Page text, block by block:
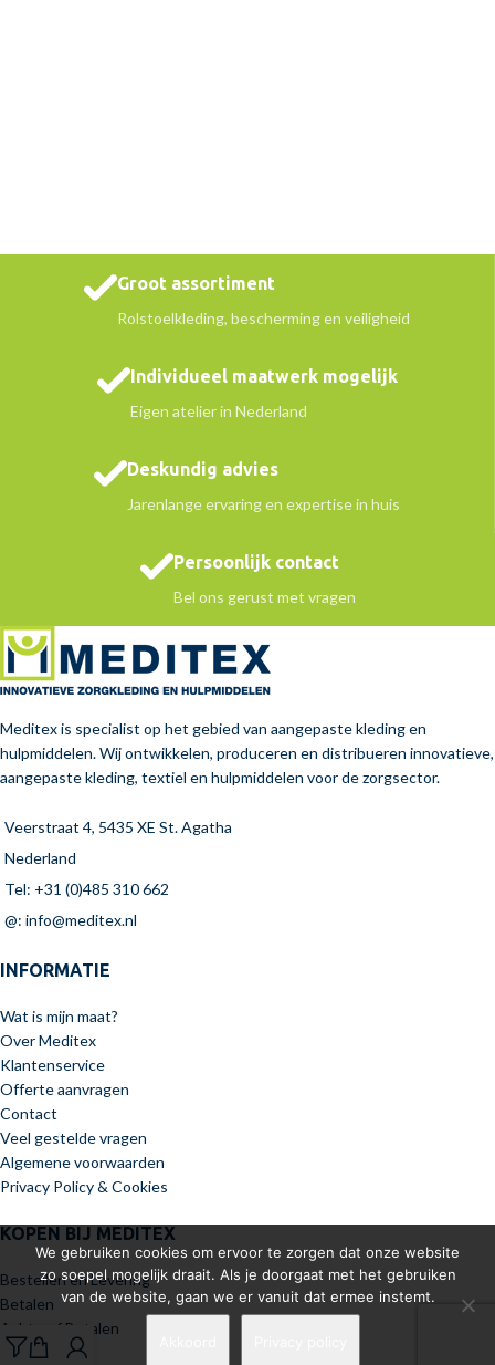
Groot assortiment
Rolstoelkleding, bescherming en veiligheid
Individueel maatwerk mogelijk
Eigen atelier in Nederland
Deskundig advies
Jarenlange ervaring en expertise in huis
Persoonlijk contact
Bel ons gerust met vragen
Meditex is specialist op het gebied van aangepaste kleding en
hulpmiddelen. Wij ontwikkelen, produceren en distribueren innovatieve,
aangepaste kleding, textiel en hulpmiddelen voor de zorgsector.
Veerstraat 4, 5435 XE St. Agatha
Nederland
Tel: +31 (0)485 310 662
@: info@meditex.nl
INFORMATIE
Wat is mijn maat?
Over Meditex
Klantenservice
Offerte aanvragen
Contact
Veel gestelde vragen
Algemene voorwaarden
Privacy Policy & Cookies
KOPEN BIJ MEDITEX
Bestellen en Levering
Betalen
Achteraf Betalen
Retourneren
We gebruiken cookies om ervoor te zorgen dat onze website
zo soepel mogelijk draait. Als je doorgaat met het gebruiken
van de website, gaan we er vanuit dat ermee instemt.